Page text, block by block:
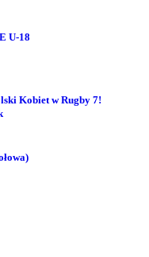
U-18
Kobiet w Rugby 7!